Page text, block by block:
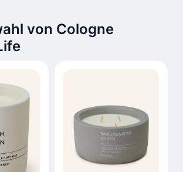
von Cologne